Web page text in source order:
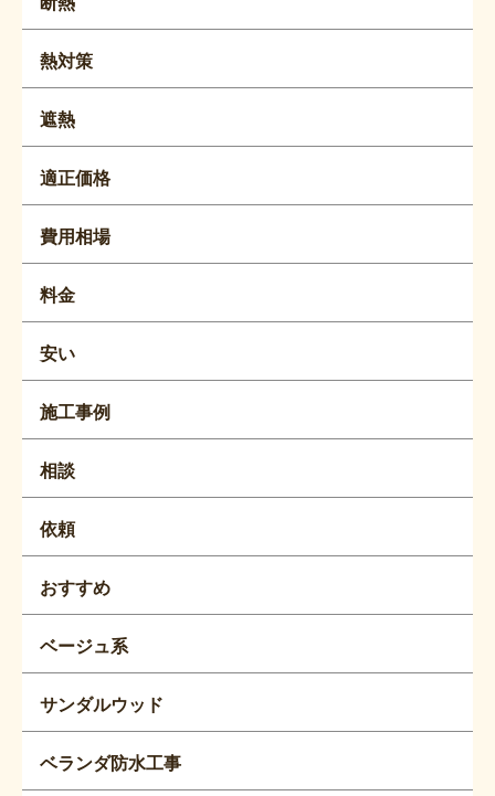
熱対策
遮熱
適正価格
費用相場
料金
安い
施工事例
相談
依頼
おすすめ
ベージュ系
サンダルウッド
ベランダ防水工事